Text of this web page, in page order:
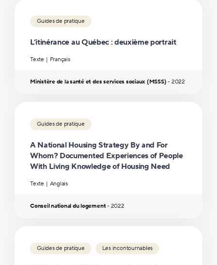
Guides de pratique
L’itinérance au Québec : deuxième portrait
Texte Français
Ministère de la santé et des services sociaux (MSSS) - 2022
Guides de pratique
A National Housing Strategy By and For
Whom? Documented Experiences of People
With Living Knowledge of Housing Need
Texte Anglais
Conseil national du logement- 2022
Guides de pratique Les incontournables